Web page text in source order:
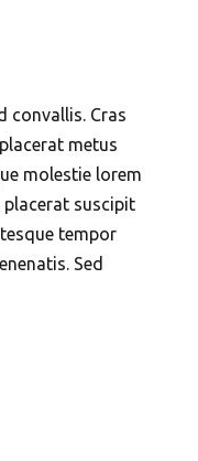
convallis. Cras
metus
molestie lorem
placerat suscipit
tempor
Sed